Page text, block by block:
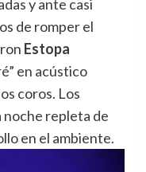
y ante casi
de romper el
Estopa
en acústico
coros. Los
repleta de
en el ambiente.